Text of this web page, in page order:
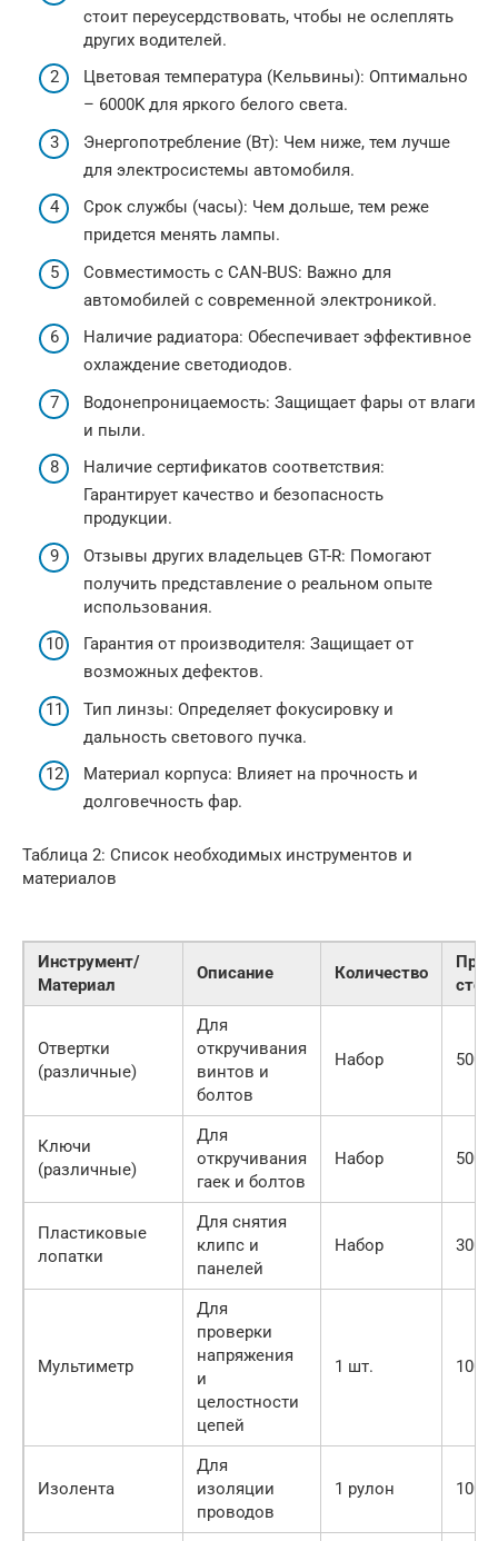
стоит переусердствовать, чтобы не ослеплять
других водителей.
Цветовая температура (Кельвины): Оптимально
– 6000K для яркого белого света.
Энергопотребление (Вт): Чем ниже, тем лучше
для электросистемы автомобиля.
Срок службы (часы): Чем дольше, тем реже
придется менять лампы.
Совместимость с CAN-BUS: Важно для
автомобилей с современной электроникой.
Наличие радиатора: Обеспечивает эффективное
охлаждение светодиодов.
Водонепроницаемость: Защищает фары от влаги
и пыли.
Наличие сертификатов соответствия:
Гарантирует качество и безопасность
продукции.
Отзывы других владельцев GT-R: Помогают
получить представление о реальном опыте
использования.
Гарантия от производителя: Защищает от
возможных дефектов.
Тип линзы: Определяет фокусировку и
дальность светового пучка.
Материал корпуса: Влияет на прочность и
долговечность фар.
Таблица 2: Список необходимых инструментов и
материалов
Инструмент/
Материал
Описание Количество
Отвертки
(различные)
Для
откручивания
винтов и
болтов
Набор 500-
Ключи
(различные)
Для
откручивания
гаек и болтов
Набор 500-
Пластиковые
лопатки
Для снятия
клипс и
панелей
Набор 300-
Мультиметр
Для
проверки
напряжения
и
целостности
цепей
1 шт.
Изолента
Для
изоляции
проводов
1 рулон 100-